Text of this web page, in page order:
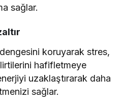
sağlar.
koruyarak stres,
hafifletmeye
uzaklaştırarak daha
sağlar.